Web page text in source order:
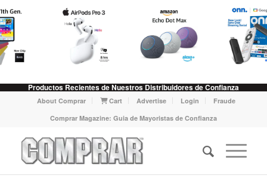
Productos Recientes de Nuestros Distribuidores de Confianza
About Comprar Cart Advertise Login
Fraude
Comprar Magazine: Guia de Mayoristas de Confianza